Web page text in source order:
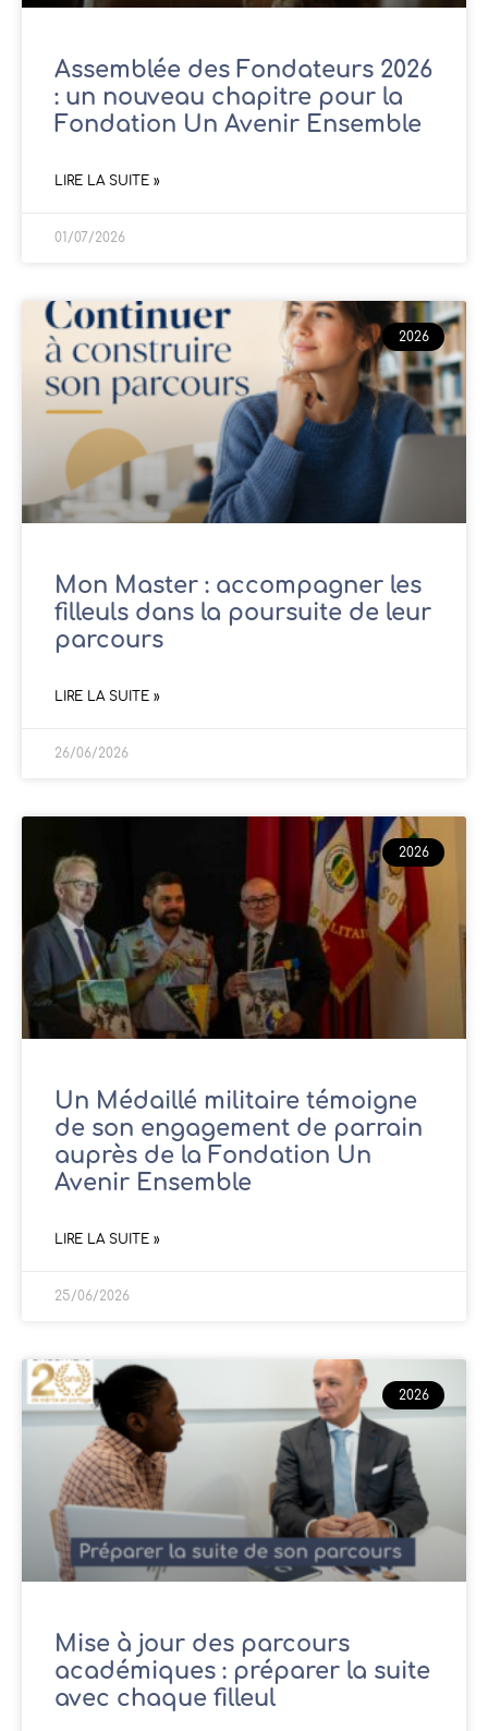
Assemblée des Fondateurs 2026
: un nouveau chapitre pour la
Fondation Un Avenir Ensemble
LIRE LA SUITE »
01/07/2026
2026
Mon Master : accompagner les
filleuls dans la poursuite de leur
parcours
LIRE LA SUITE »
26/06/2026
2026
Un Médaillé militaire témoigne
de son engagement de parrain
auprès de la Fondation Un
Avenir Ensemble
LIRE LA SUITE »
25/06/2026
2026
Mise à jour des parcours
académiques : préparer la suite
avec chaque filleul